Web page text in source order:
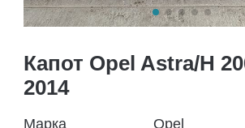
Капот Opel Astra/H
2014
Марка
Opel